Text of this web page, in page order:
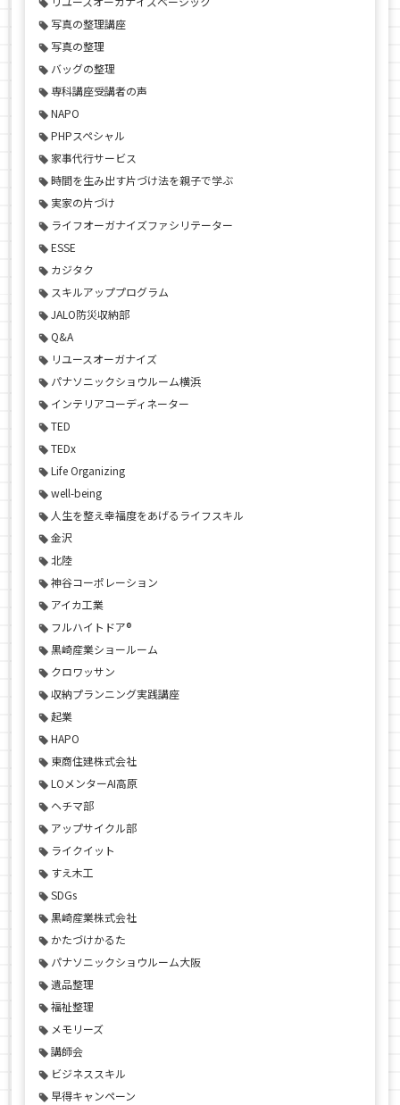
写真の整理講座
写真の整理
バッグの整理
専科講座受講者の声
NAPO
PHPスペシャル
家事代行サービス
時間を生み出す片づけ法を親子で学ぶ
実家の片づけ
ライフオーガナイズファシリテーター
ESSE
カジタク
スキルアッププログラム
JALO防災収納部
Q&A
リユースオーガナイズ
パナソニックショウルーム横浜
インテリアコーディネーター
TED
TEDx
Life Organizing
well-being
人生を整え幸福度をあげるライフスキル
金沢
北陸
神谷コーポレーション
アイカ工業
フルハイトドア®
黒崎産業ショールーム
クロワッサン
収納プランニング実践講座
起業
HAPO
東商住建株式会社
LOメンターAI高原
ヘチマ部
アップサイクル部
ライクイット
すえ木工
SDGs
黒崎産業株式会社
かたづけかるた
パナソニックショウルーム大阪
遺品整理
福祉整理
メモリーズ
講師会
ビジネススキル
早得キャンペーン